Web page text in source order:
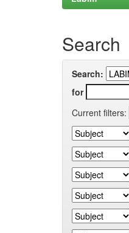
Search
Search:
for
Current filters: